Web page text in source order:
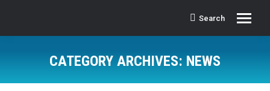
Search:
Search
CATEGORY ARCHIVES: NEWS